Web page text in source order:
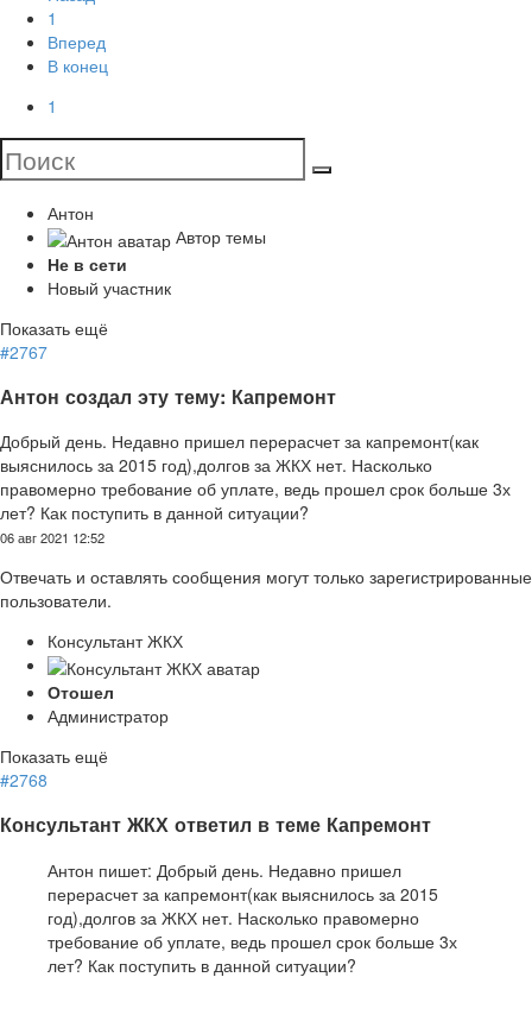
1
Вперед
В конец
1
Антон
Автор темы
Не в сети
Новый участник
Показать ещё
#2767
Антон создал эту тему: Капремонт
Добрый день. Недавно пришел перерасчет за капремонт(как
выяснилось за 2015 год),долгов за ЖКХ нет. Насколько
правомерно требование об уплате, ведь прошел срок больше 3х
лет? Как поступить в данной ситуации?
06 авг 2021 12:52
Отвечать и оставлять сообщения могут только зарегистрированные
пользователи.
Консультант ЖКХ
Отошел
Администратор
Показать ещё
#2768
Консультант ЖКХ ответил в теме Капремонт
Антон пишет: Добрый день. Недавно пришел
перерасчет за капремонт(как выяснилось за 2015
год),долгов за ЖКХ нет. Насколько правомерно
требование об уплате, ведь прошел срок больше 3х
лет? Как поступить в данной ситуации?